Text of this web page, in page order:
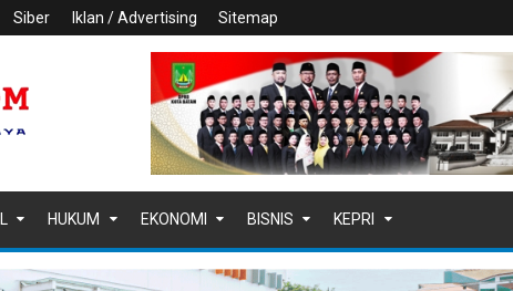
Siber Iklan / Advertising Sitemap
HUKUM EKONOMI BISNIS KEPRI